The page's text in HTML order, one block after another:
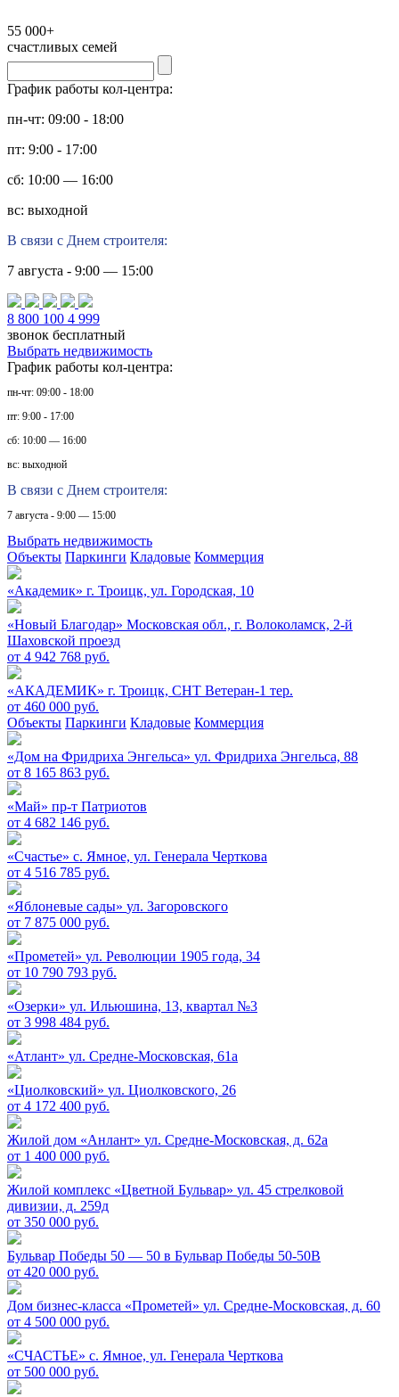
55 000+
счастливых семей
График работы кол-центра:
пн-чт: 09:00 - 18:00
пт: 9:00 - 17:00
сб: 10:00 — 16:00
вс: выходной
В связи с Днем строителя:
7 августа - 9:00 — 15:00
8 800 100 4 999
звонок бесплатный
Выбрать недвижимость
График работы кол-центра:
пн-чт: 09:00 - 18:00
пт: 9:00 - 17:00
сб: 10:00 — 16:00
вс: выходной
В связи с Днем строителя:
7 августа - 9:00 — 15:00
Выбрать недвижимость
Объекты Паркинги Кладовые Коммерция
«Академик» г. Троицк, ул. Городская, 10
«Новый Благодар» Московская обл., г. Волоколамск, 2-й
Шаховской проезд
от 4 942 768 руб.
«АКАДЕМИК» г. Троицк, СНТ Ветеран-1 тер.
от 460 000 руб.
Объекты Паркинги Кладовые Коммерция
«Дом на Фридриха Энгельса» ул. Фридриха Энгельса, 88
от 8 165 863 руб.
«Май» пр-т Патриотов
от 4 682 146 руб.
«Счастье» c. Ямное, ул. Генерала Черткова
от 4 516 785 руб.
«Яблоневые сады» ул. Загоровского
от 7 875 000 руб.
«Прометей» ул. Революции 1905 года, 34
от 10 790 793 руб.
«Озерки» ул. Ильюшина, 13, квартал №3
от 3 998 484 руб.
«Атлант» ул. Средне-Московская, 61а
«Циолковский» ул. Циолковского, 26
от 4 172 400 руб.
Жилой дом «Анлант» ул. Средне-Московская, д. 62а
от 1 400 000 руб.
Жилой комплекс «Цветной Бульвар» ул. 45 стрелковой
дивизии, д. 259д
от 350 000 руб.
Бульвар Победы 50 — 50 в Бульвар Победы 50-50В
от 420 000 руб.
Дом бизнес-класса «Прометей» ул. Средне-Московская, д. 60
от 4 500 000 руб.
«СЧАСТЬЕ» c. Ямное, ул. Генерала Черткова
от 500 000 руб.